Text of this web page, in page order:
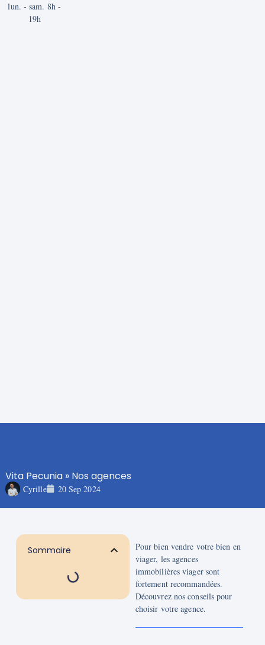
lun. - sam. 8h -
19h
Vita Pecunia» Nos agences
Cyrille 20 Sep 2024
Sommaire
Pour bien vendre votre bien en
viager, les agences
immobilières viager sont
fortement recommandées.
Découvrez nos conseils pour
choisir votre agence.